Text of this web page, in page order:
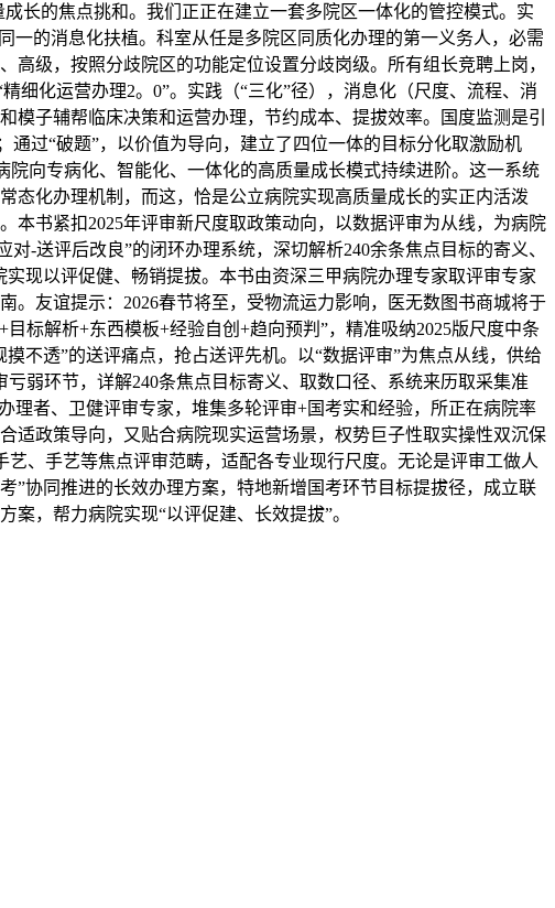
长的焦点挑和。我们正正在建立一套多院区一体化的管控模式。实
的消息化扶植。科室从任是多院区同质化办理的第一义务人，必需
级，按照分歧院区的功能定位设置分歧岗级。所有组长竞聘上岗，
细化运营办理2。0”。实践（“三化”径），消息化（尺度、流程、消
子辅帮临床决策和运营办理，节约成本、提拔效率。国度监测是引
过“破题”，以价值为导向，建立了四位一体的目标分化取激励机
向专病化、智能化、一体化的高质量成长模式持续进阶。这一系统
态化办理机制，而这，恰是公立病院实现高质量成长的实正内活泼
本书紧扣2025年评审新尺度取政策动向，以数据评审为从线，为病院
-送评后改良”的闭环办理系统，深切解析240余条焦点目标的寄义、
现以评促健、畅销提拔。本书由资深三甲病院办理专家取评审专家
友谊提示：2026春节将至，受物流运力影响，医无数图书商城将于
标解析+东西模板+经验自创+趋向预判”，精准吸纳2025版尺度中条
不透”的送评痛点，抢占送评先机。以“数据评审”为焦点从线，供给
弱环节，详解240条焦点目标寄义、取数口径、系统来历取采集准
理者、卫健评审专家，堆集多轮评审+国考实和经验，所正在病院率
适政策导向，又贴合病院现实运营场景，权势巨子性取实操性双沉保
、手艺等焦点评审范畴，适配各专业现行尺度。无论是评审工做人
”协同推进的长效办理方案，特地新增国考环节目标提拔径，成立联
，帮力病院实现“以评促建、长效提拔”。